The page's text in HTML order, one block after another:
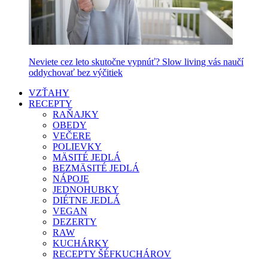
Neviete cez leto skutočne vypnúť? Slow living vás naučí
oddychovať bez výčitiek
VZŤAHY
RECEPTY
RAŇAJKY
OBEDY
VEČERE
POLIEVKY
MÄSITÉ JEDLÁ
BEZMÄSITÉ JEDLÁ
NÁPOJE
JEDNOHUBKY
DIÉTNE JEDLÁ
VEGAN
DEZERTY
RAW
KUCHÁRKY
RECEPTY ŠÉFKUCHÁROV